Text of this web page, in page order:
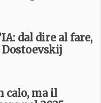
dal dire al fare,
Dostoevskij
calo, ma il